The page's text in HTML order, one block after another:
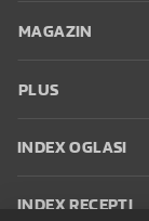
MAGAZIN
PLUS
INDEX OGLASI
INDEX RECEPTI